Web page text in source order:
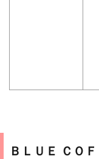
ＢＬＵＥ ＣＯ